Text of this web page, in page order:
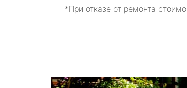
*При отказе от ремонта